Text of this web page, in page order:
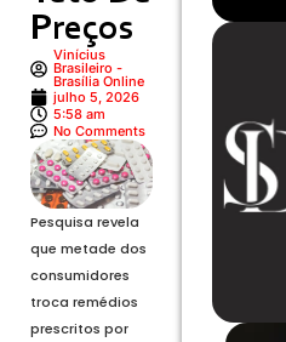
Preços
Vinícius
Brasileiro -
Brasília Online
julho 5, 2026
5:58 am
No Comments
Pesquisa revela
que metade dos
consumidores
troca remédios
prescritos por